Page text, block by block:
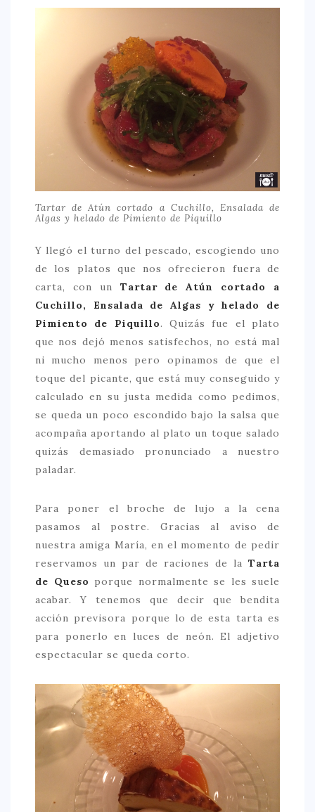
Tartar de Atún cortado a Cuchillo, Ensalada de
Algas y helado de Pimiento de Piquillo
Y llegó el turno del pescado, escogiendo uno
de los platos que nos ofrecieron fuera de
carta, con un Tartar de Atún cortado a
Cuchillo, Ensalada de Algas y helado de
Pimiento de Piquillo. Quizás fue el plato
que nos dejó menos satisfechos, no está mal
ni mucho menos pero opinamos de que el
toque del picante, que está muy conseguido y
calculado en su justa medida como pedimos,
se queda un poco escondido bajo la salsa que
acompaña aportando al plato un toque salado
quizás demasiado pronunciado a nuestro
paladar.
Para poner el broche de lujo a la cena
pasamos al postre. Gracias al aviso de
nuestra amiga María, en el momento de pedir
reservamos un par de raciones de la Tarta
de Queso porque normalmente se les suele
acabar. Y tenemos que decir que bendita
acción previsora porque lo de esta tarta es
para ponerlo en luces de neón. El adjetivo
espectacular se queda corto.